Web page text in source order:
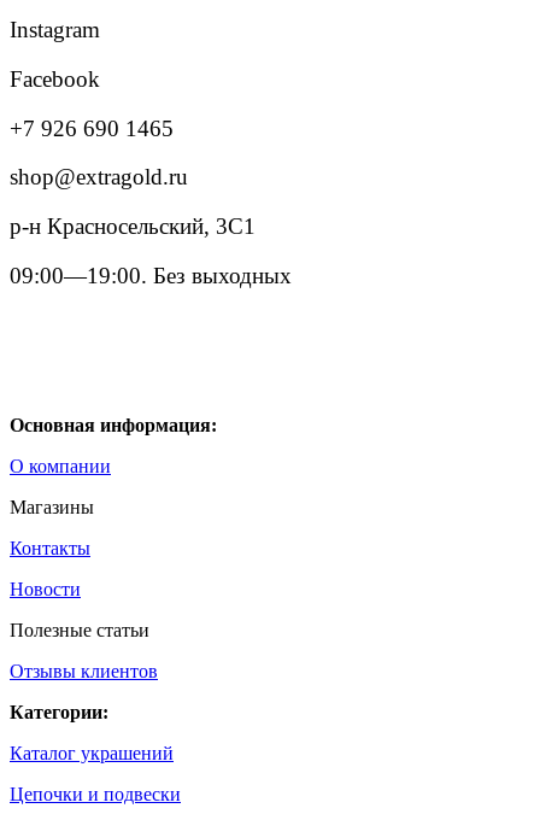
Instagram
Facebook
+7 926 690 1465
shop@extragold.ru
р-н Красносельский, 3С1
09:00—19:00. Без выходных
Основная информация:
О компании
Магазины
Контакты
Новости
Полезные статьи
Отзывы клиентов
Категории:
Каталог украшений
Цепочки и подвески